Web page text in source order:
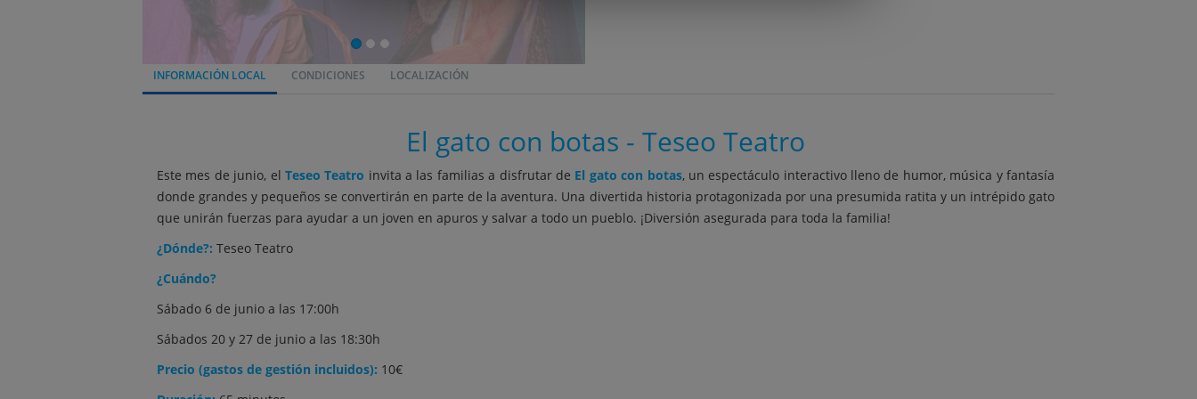
INFORMACIÓN LOCAL CONDICIONES LOCALIZACIÓN
El gato con botas - Teseo Teatro
Este mes de junio, el Teseo Teatro invita a las familias a disfrutar de El gato con botas, un espectáculo interactivo lleno de humor, música y fantasía
donde grandes y pequeños se convertirán en parte de la aventura. Una divertida historia protagonizada por una presumida ratita y un intrépido gato
que unirán fuerzas para ayudar a un joven en apuros y salvar a todo un pueblo. ¡Diversión asegurada para toda la familia!
¿Dónde?: Teseo Teatro
¿Cuándo?
Sábado 6 de junio a las 17:00h
Sábados 20 y 27 de junio a las 18:30h
Precio (gastos de gestión incluidos): 10€